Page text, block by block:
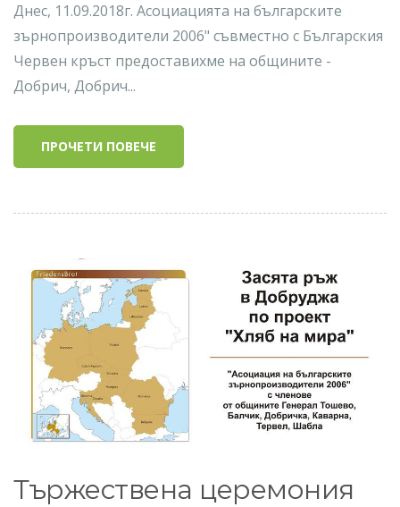
Днес, 11.09.2018г. Асоциацията на българските
зърнопроизводители 2006" съвместно с Българския
Червен кръст предоставихме на общините -
Добрич, Добрич...
ПРОЧЕТИ ПОВЕЧЕ
Тържествена церемония